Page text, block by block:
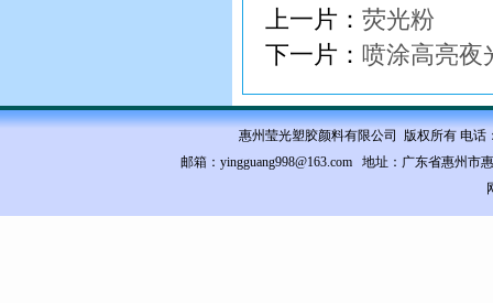
上一片： 荧光粉
下一片： 喷涂高亮夜
惠州莹光塑胶颜料有限公司 版权所有 电话
邮箱：yingguang998@163.com 地址： 广东省惠州市